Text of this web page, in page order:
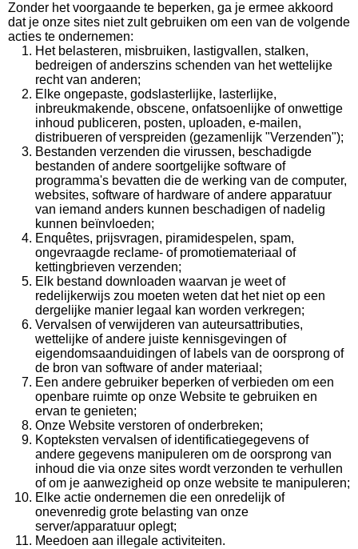
Zonder het voorgaande te beperken, ga je ermee akkoord
dat je onze sites niet zult gebruiken om een van de volgende
acties te ondernemen:
Het belasteren, misbruiken, lastigvallen, stalken,
bedreigen of anderszins schenden van het wettelijke
recht van anderen;
Elke ongepaste, godslasterlijke, lasterlijke,
inbreukmakende, obscene, onfatsoenlijke of onwettige
inhoud publiceren, posten, uploaden, e-mailen,
distribueren of verspreiden (gezamenlijk "Verzenden");
Bestanden verzenden die virussen, beschadigde
bestanden of andere soortgelijke software of
programma's bevatten die de werking van de computer,
websites, software of hardware of andere apparatuur
van iemand anders kunnen beschadigen of nadelig
kunnen beïnvloeden;
Enquêtes, prijsvragen, piramidespelen, spam,
ongevraagde reclame- of promotiemateriaal of
kettingbrieven verzenden;
Elk bestand downloaden waarvan je weet of
redelijkerwijs zou moeten weten dat het niet op een
dergelijke manier legaal kan worden verkregen;
Vervalsen of verwijderen van auteursattributies,
wettelijke of andere juiste kennisgevingen of
eigendomsaanduidingen of labels van de oorsprong of
de bron van software of ander materiaal;
Een andere gebruiker beperken of verbieden om een ​​
openbare ruimte op onze Website te gebruiken en
ervan te genieten;
Onze Website verstoren of onderbreken;
Kopteksten vervalsen of identificatiegegevens of
andere gegevens manipuleren om de oorsprong van
inhoud die via onze sites wordt verzonden te verhullen
of om je aanwezigheid op onze website te manipuleren;
Elke actie ondernemen die een onredelijk of
onevenredig grote belasting van onze
server/apparatuur oplegt;
Meedoen aan illegale activiteiten.